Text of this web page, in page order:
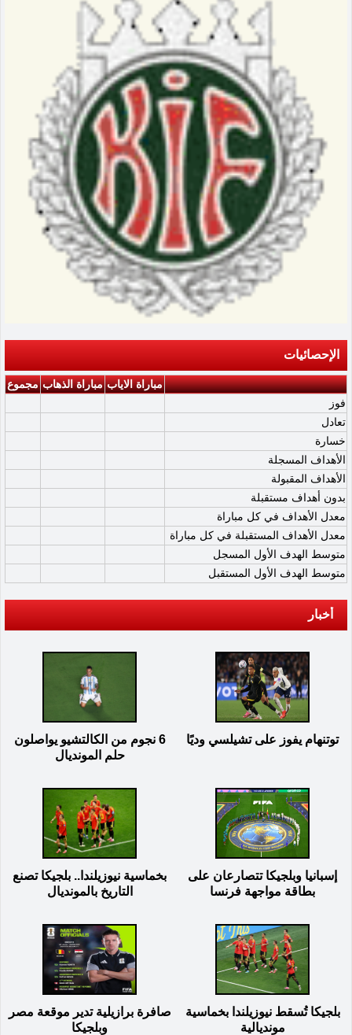
الإحصائيات
مباراة الاياب مباراة الذهاب مجموع
فوز
تعادل
خسارة
الأهداف المسجلة
الأهداف المقبولة
بدون أهداف مستقبلة
معدل الأهداف في كل مباراة
معدل الأهداف المستقبلة في كل مباراة
متوسط الهدف الأول المسجل
متوسط الهدف الأول المستقبل
أخبار
توتنهام يفوز على تشيلسي وديًا
6 نجوم من الكالتشيو يواصلون
حلم المونديال
إسبانيا وبلجيكا تتصارعان على
بطاقة مواجهة فرنسا
بخماسية نيوزيلندا.. بلجيكا تصنع
التاريخ بالمونديال
بلجيكا تُسقط نيوزيلندا بخماسية
مونديالية
صافرة برازيلية تدير موقعة مصر
وبلجيكا